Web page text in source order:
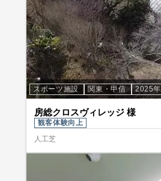
スポーツ施設 関東・甲信 2025年
房総クロスヴィレッジ 様
観客体験向上
人工芝